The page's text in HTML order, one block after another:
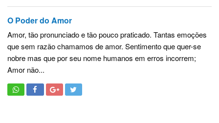
O Poder do Amor
Amor, tão pronunciado e tão pouco praticado. Tantas emoções
que sem razão chamamos de amor. Sentimento que quer-se
nobre mas que por seu nome humanos em erros incorrem;
Amor não...